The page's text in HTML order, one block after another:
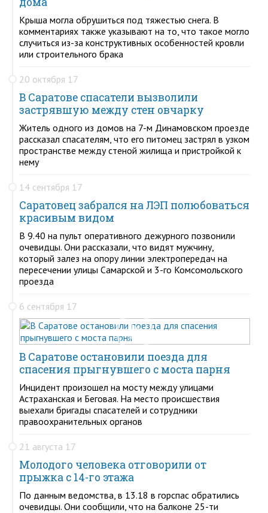
Крыша могла обрушиться под тяжестью снега. В
комментариях также указывают на то, что такое могло
случиться из-за конструктивных особенностей кровли
или строительного брака
20 октября 17
В Саратове спасатели вызволили
застрявшую между стен овчарку
Житель одного из домов на 7-м Динамовском проезде
рассказал спасателям, что его питомец застрял в узком
пространстве между стеной жилища и пристройкой к
нему
14 сентября 17
Саратовец забрался на ЛЭП полюбоваться
красивым видом
В 9.40 на пульт оперативного дежурного позвонили
очевидцы. Они рассказали, что видят мужчину,
который залез на опору линии электропередач на
пересечении улицы Самарской и 3-го Комсомольского
проезда
6 сентября 17
В Саратове остановили поезда для
спасения прыгнувшего с моста парня
Инцидент произошел на мосту между улицами
Астраханская и Беговая. На место происшествия
выехали бригады спасателей и сотрудники
правоохранительных органов
21 августа 17
Молодого человека отговорили от
прыжка с 14-го этажа
По данным ведомства, в 13.18 в горспас обратились
очевидцы. Они сообщили, что на балконе 25-ти